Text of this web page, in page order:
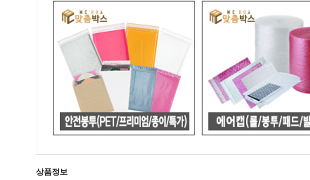
상품정보